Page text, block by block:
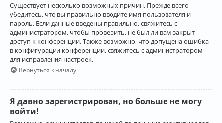
Существует несколько возможных причин. Прежде всего
убедитесь, что вы правильно вводите имя пользователя и
пароль. Если данные введены правильно, свяжитесь с
администратором, чтобы проверить, не был ли вам закрыт
доступ к конференции. Также возможно, что допущена ошибка
в конфигурации конференции, свяжитесь с администратором
для исправления настроек.
Вернуться к началу
Я давно зарегистрирован, но больше не могу
войти!